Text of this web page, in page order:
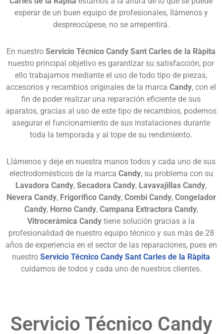
esperar de un buen equipo de profesionales, llámenos y
despreocúpese, no se arrepentirá.
En nuestro Servicio Técnico Candy Sant Carles de la Ràpita
nuestro principal objetivo es garantizar su satisfacción, por
ello trabajamos mediante el uso de todo tipo de piezas,
accesorios y recambios originales de la marca Candy, con el
fin de poder realizar una reparación eficiente de sus
aparatos, gracias al uso de este tipo de recambios, podemos
asegurar el funcionamiento de sus instalaciones durante
toda la temporada y al tope de su rendimiento.
Llámenos y deje en nuestra manos todos y cada uno de sus
electrodomésticos de la marca Candy, su problema con su
Lavadora Candy, Secadora Candy, Lavavajillas Candy,
Nevera Candy, Frigorífico Candy, Combi Candy, Congelador
Candy, Horno Candy, Campana Extractora Candy,
Vitrocerámica Candy tiene solución gracias a la
profesionalidad de nuestro equipo técnico y sus más de 28
años de experiencia en el sector de las reparaciones, pues en
nuestro Servicio Técnico Candy Sant Carles de la Ràpita
cuidamos de todos y cada uno de nuestros clientes.
Servicio Técnico Candy